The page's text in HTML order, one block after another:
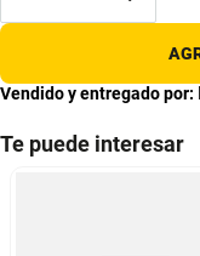
Vendido y entregado por:
Te puede interesar